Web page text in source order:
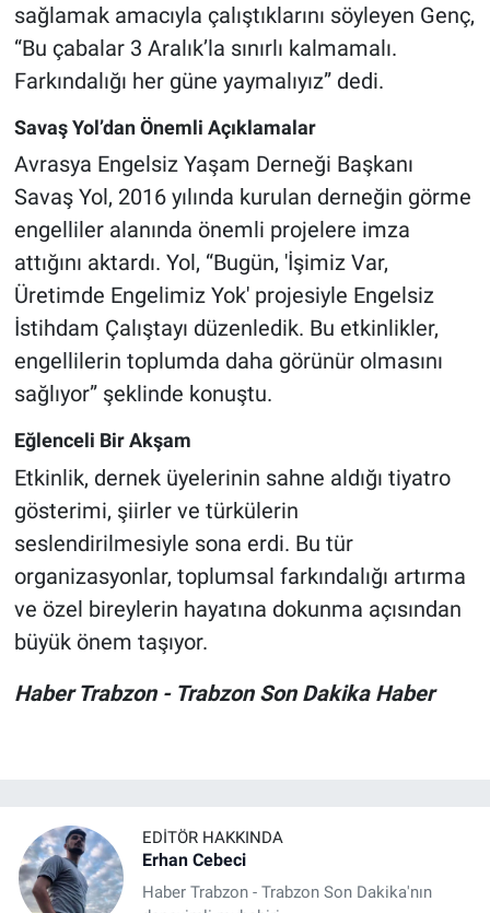
sağlamak amacıyla çalıştıklarını söyleyen Genç,
“Bu çabalar 3 Aralık’la sınırlı kalmamalı.
Farkındalığı her güne yaymalıyız” dedi.
Savaş Yol’dan Önemli Açıklamalar
Avrasya Engelsiz Yaşam Derneği Başkanı
Savaş Yol, 2016 yılında kurulan derneğin görme
engelliler alanında önemli projelere imza
attığını aktardı. Yol, “Bugün, 'İşimiz Var,
Üretimde Engelimiz Yok' projesiyle Engelsiz
İstihdam Çalıştayı düzenledik. Bu etkinlikler,
engellilerin toplumda daha görünür olmasını
sağlıyor” şeklinde konuştu.
Eğlenceli Bir Akşam
Etkinlik, dernek üyelerinin sahne aldığı tiyatro
gösterimi, şiirler ve türkülerin
seslendirilmesiyle sona erdi. Bu tür
organizasyonlar, toplumsal farkındalığı artırma
ve özel bireylerin hayatına dokunma açısından
büyük önem taşıyor.
Haber Trabzon - Trabzon Son Dakika Haber
EDITÖR HAKKINDA
Erhan Cebeci
Haber Trabzon - Trabzon Son Dakika'nın